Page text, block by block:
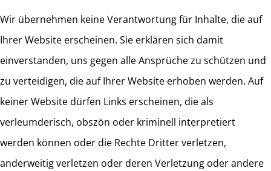
Wir übernehmen keine Verantwortung für Inhalte, die auf
Ihrer Website erscheinen. Sie erklären sich damit
einverstanden, uns gegen alle Ansprüche zu schützen und
zu verteidigen, die auf Ihrer Website erhoben werden. Auf
keiner Website dürfen Links erscheinen, die als
verleumderisch, obszön oder kriminell interpretiert
werden können oder die Rechte Dritter verletzen,
anderweitig verletzen oder deren Verletzung oder andere